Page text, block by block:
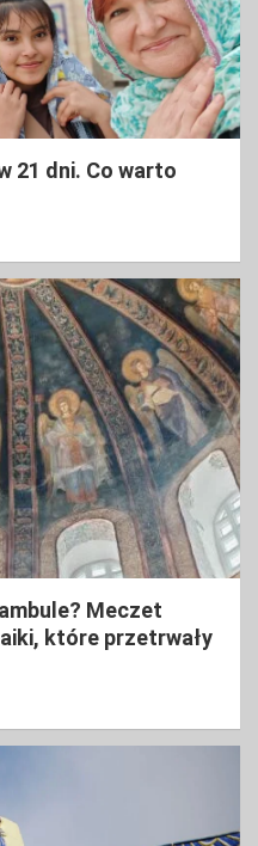
21 dni. Co warto
Meczet
które przetrwały